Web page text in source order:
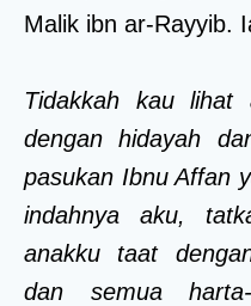
Malik ibn ar-Rayyib.
Tidakkah kau lihat
dengan hidayah
pasukan Ibnu Affan
indahnya aku,
anakku taat
dan semua